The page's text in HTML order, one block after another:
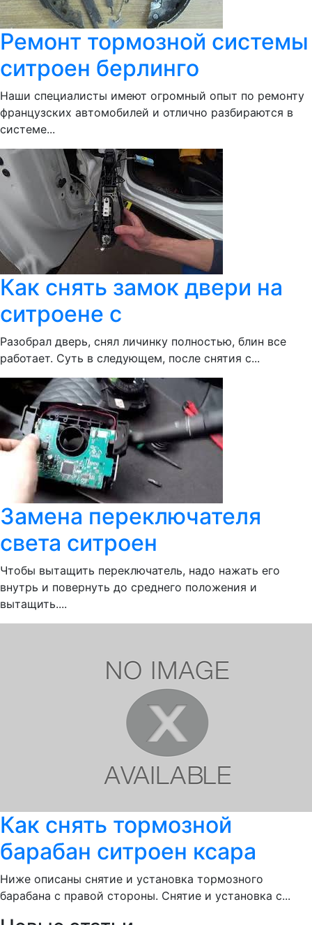
Ремонт тормозной системы
ситроен берлинго
Наши специалисты имеют огромный опыт по ремонту
французских автомобилей и отлично разбираются в
системе...
Как снять замок двери на
ситроене с
Разобрал дверь, снял личинку полностью, блин все
работает. Суть в следующем, после снятия с...
Замена переключателя
света ситроен
Чтобы вытащить переключатель, надо нажать его
внутрь и повернуть до среднего положения и
вытащить....
Как снять тормозной
барабан ситроен ксара
Ниже описаны снятие и установка тормозного
барабана с правой стороны. Снятие и установка с...